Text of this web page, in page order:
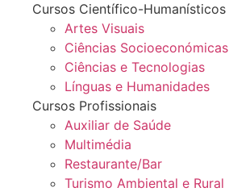
Cursos Científico-Humanísticos
Artes Visuais
Ciências Socioeconómicas
Ciências e Tecnologias
Línguas e Humanidades
Cursos Profissionais
Auxiliar de Saúde
Multimédia
Restaurante/Bar
Turismo Ambiental e Rural